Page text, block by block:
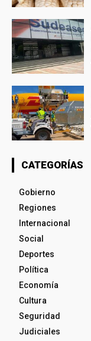
CATEGORÍAS
Gobierno
Regiones
Internacional
Social
Deportes
Política
Economía
Cultura
Seguridad
Judiciales